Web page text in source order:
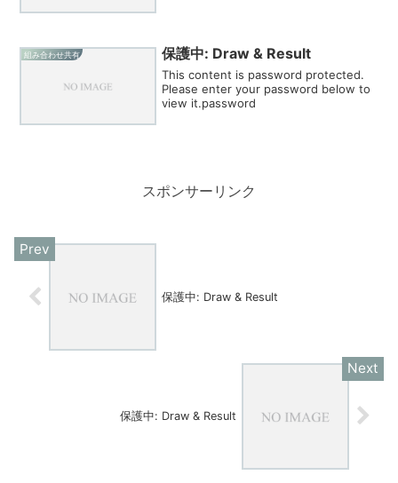
組み合わせ共有 保護中: Draw & Result
This content is password protected.
Please enter your password below to
view it.password
スポンサーリンク
保護中: Draw & Result
保護中: Draw & Result